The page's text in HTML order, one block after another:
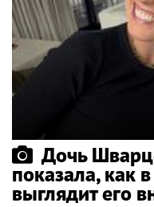
Дочь
показала, как
выглядит его